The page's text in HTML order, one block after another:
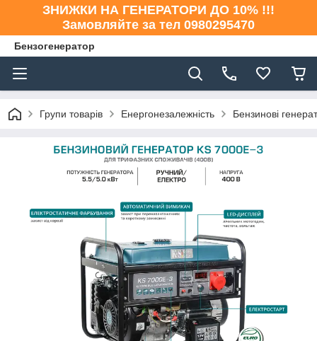
ЗНИЖКИ НА ГЕНЕРАТОРИ ДО 10% !!!
Замовляйте за тел 0980295470
Бензогенератор
Групи товарів Енергонезалежність Бензинові